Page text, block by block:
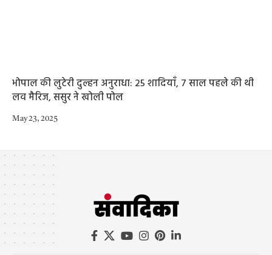
भोपाल की लुटेरी दुल्हन अनुराधा: 25 शादियाँ, 7 साल पहले की थी
लव मैरिज, ससुर ने खोली पोल
May 23, 2025